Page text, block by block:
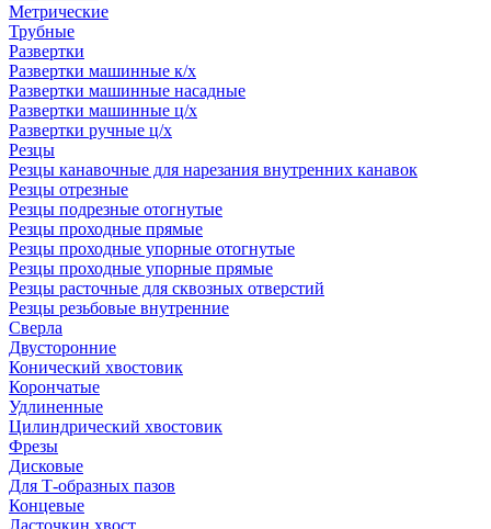
Метрические
Трубные
Развертки
Развертки машинные к/х
Развертки машинные насадные
Развертки машинные ц/х
Развертки ручные ц/х
Резцы
Резцы канавочные для нарезания внутренних канавок
Резцы отрезные
Резцы подрезные отогнутые
Резцы проходные прямые
Резцы проходные упорные отогнутые
Резцы проходные упорные прямые
Резцы расточные для сквозных отверстий
Резцы резьбовые внутренние
Сверла
Двусторонние
Конический хвостовик
Корончатые
Удлиненные
Цилиндрический хвостовик
Фрезы
Дисковые
Для Т-образных пазов
Концевые
Ласточкин хвост